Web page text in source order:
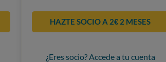
HAZTE SOCIO A 2€ 2 MESES
¿Eres socio? Accede a tu cuenta